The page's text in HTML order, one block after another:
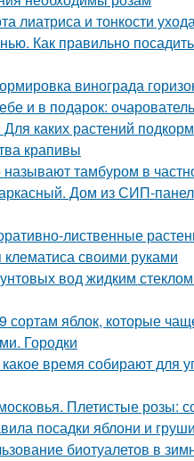
лиатриса и тонкости
Как правильно
винограда
и в подарок:
каких растений
крапивы
тамбуром в
Дом из СИП-
лиственные
своими руками
вод жидким
яблок, которые
Городки
время собирают для
Плетистые розы:
посадки яблони и
биотуалетов в